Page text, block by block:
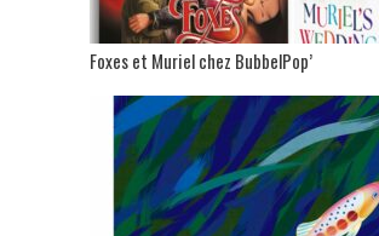
Foxes et Muriel chez BubbelPop’